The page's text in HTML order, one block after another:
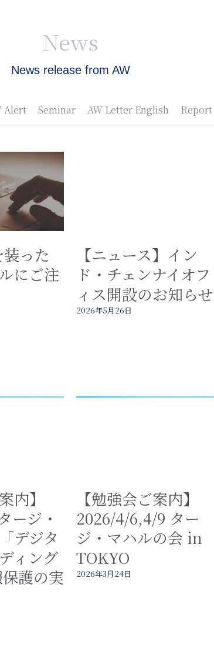
News
News release from AW
Alert Seminar AW Letter English Report
った
にご注
【ニュース】イン
ド・チェンナイオフ
ィス開設のお知らせ
2026年5月26日
内】
ージ・
デジタ
ィング
護の実
【勉強会ご案内】
2026/4/6,4/9 ター
ジ・マハルの会 in
TOKYO
2026年3月24日